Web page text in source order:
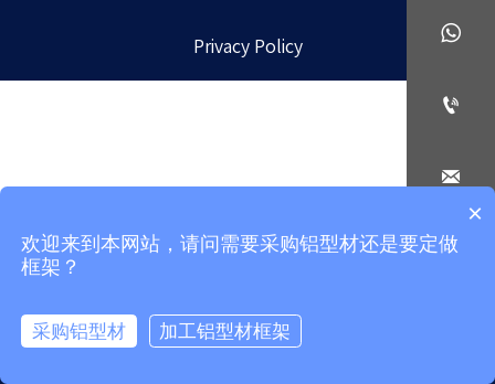
Privacy Policy
 




×
欢迎来到本网站，请问需要采购铝型材还是要定做
框架？
采购铝型材 加工铝型材框架